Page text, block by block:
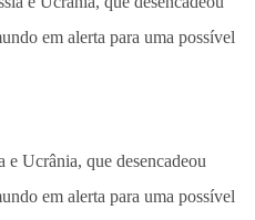
e Ucrânia, que desencadeou
em alerta para uma possível